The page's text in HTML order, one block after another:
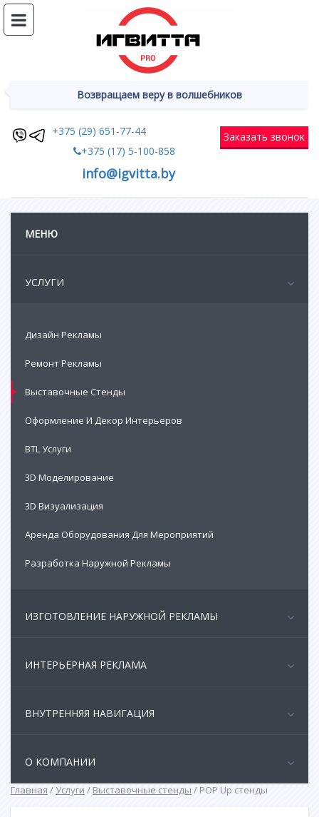
Возвращаем веру в волшебников
+375 (29) 651-77-44
+375 (17) 5-100-858
info@igvitta.by
Заказать звонок
МЕНЮ
УСЛУГИ
Дизайн Рекламы
Ремонт Рекламы
Выставочные Стенды
Оформление И Декор Интерьеров
BTL Услуги
3D Моделирование
3D Визуализация
Аренда Оборудования Для Мероприятий
Разработка Наружной Рекламы
ИЗГОТОВЛЕНИЕ НАРУЖНОЙ РЕКЛАМЫ
ИНТЕРЬЕРНАЯ РЕКЛАМА
ВНУТРЕННЯЯ НАВИГАЦИЯ
О КОМПАНИИ
Главная / Услуги / Выставочные стенды / POP Up стенды